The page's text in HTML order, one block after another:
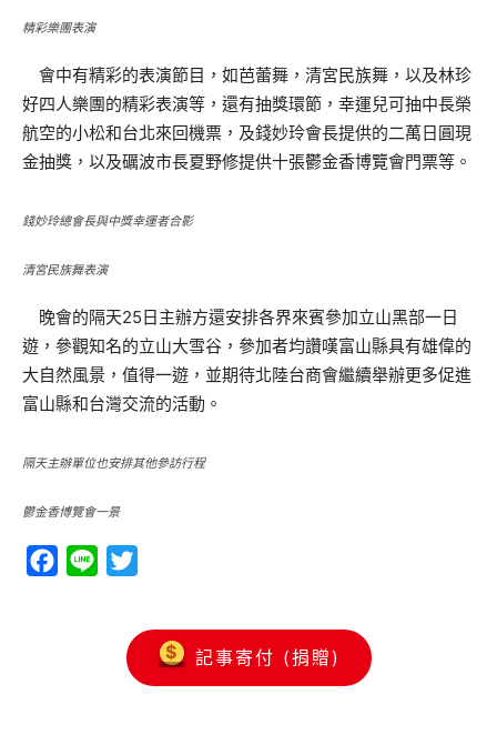
精彩樂團表演
會中有精彩的表演節目，如芭蕾舞，清宮民族舞，以及林珍
好四人樂團的精彩表演等，還有抽獎環節，幸運兒可抽中長榮
航空的小松和台北來回機票，及錢妙玲會長提供的二萬日圓現
金抽獎，以及礪波市長夏野修提供十張鬱金香博覽會門票等。
錢妙玲總會長與中獎幸運者合影
清宮民族舞表演
晚會的隔天25日主辦方還安排各界來賓參加立山黑部一日
遊，參觀知名的立山大雪谷，參加者均讚嘆富山縣具有雄偉的
大自然風景，值得一遊，並期待北陸台商會繼續舉辦更多促進
富山縣和台灣交流的活動。
隔天主辦單位也安排其他參訪行程
鬱金香博覽會一景
Facebook
Line
記事寄付 (捐贈)